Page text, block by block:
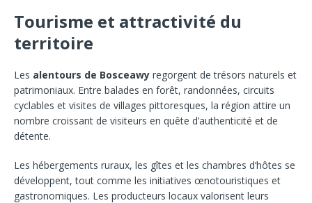
Tourisme et attractivité du
territoire
Les alentours de Bosceawy regorgent de trésors naturels et
patrimoniaux. Entre balades en forêt, randonnées, circuits
cyclables et visites de villages pittoresques, la région attire un
nombre croissant de visiteurs en quête d’authenticité et de
détente.
Les hébergements ruraux, les gîtes et les chambres d’hôtes se
développent, tout comme les initiatives œnotouristiques et
gastronomiques. Les producteurs locaux valorisent leurs